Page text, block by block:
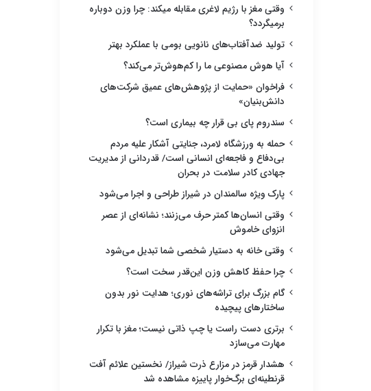
وقتی مغز با رژیم لاغری مقابله میکند: چرا وزن دوباره
برمیگردد؟
تولید ضدآفتاب‌های نانویی بومی با عملکرد بهتر
آیا هوش مصنوعی ما را کم‌هوش‌تر می‌کند؟
فراخوان «حمایت از پژوهش‌های عمیق شرکت‌های
دانش‌بنیان»
سندروم پای بی قرار چه بیماری است؟
حمله به ورزشگاه لامرد، جنایتی آشکار علیه مردم
بی‌دفاع و فاجعه‌ای انسانی است/ قدردانی از مدیریت
جهادی کادر سلامت در بحران
پارک ویژه سالمندان در شیراز طراحی و اجرا می‌شود
وقتی انسان‌ها کمتر حرف می‌زنند؛ نشانه‌ای از عصر
انزوای خاموش
وقتی خانه به دستیار شخصی شما تبدیل می‌شود
چرا حفظ کاهش وزن این‌قدر سخت است؟
گام بزرگ برای تراشه‌های نوری؛ هدایت نور بدون
ساختارهای پیچیده
برتری دست راست یا چپ ذاتی نیست؛ مغز با تکرار
مهارت می‌سازد
هشدار قرمز در مزارع ذرت شیراز/ نخستین علائم آفت
قرنطینه‌ای برگ‌خوار پاییزه مشاهده شد